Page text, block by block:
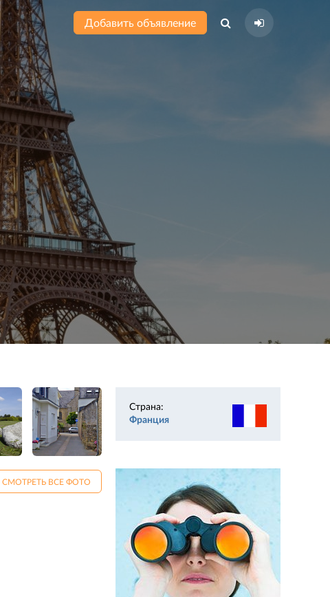
Добавить объявление
СМОТРЕТЬ ВСЕ ФОТО
Страна:
Франция